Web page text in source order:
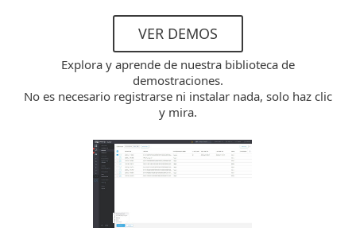
VER DEMOS
Explora y aprende de nuestra biblioteca de
demostraciones.
No es necesario registrarse ni instalar nada, solo haz clic
y mira.